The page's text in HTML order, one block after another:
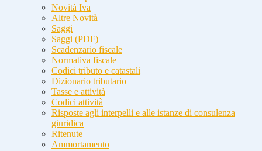
Novità Iva
Altre Novità
Saggi
Saggi (PDF)
Scadenzario fiscale
Normativa fiscale
Codici tributo e catastali
Dizionario tributario
Tasse e attività
Codici attività
Risposte agli interpelli e alle istanze di consulenza
giuridica
Ritenute
Ammortamento